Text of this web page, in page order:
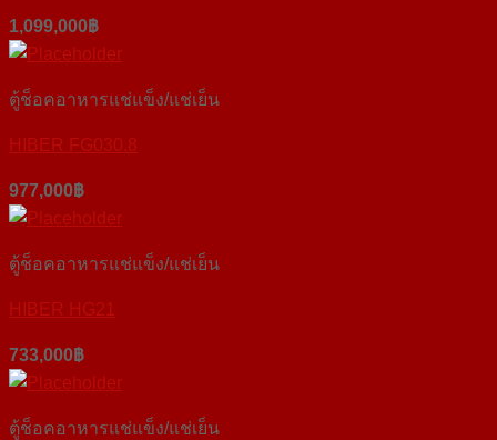
1,099,000 ฿
ตู้ช็อคอาหารแช่แข็ง/แช่เย็น
HIBER FG030.8
977,000 ฿
ตู้ช็อคอาหารแช่แข็ง/แช่เย็น
HIBER HG21
733,000 ฿
ตู้ช็อคอาหารแช่แข็ง/แช่เย็น